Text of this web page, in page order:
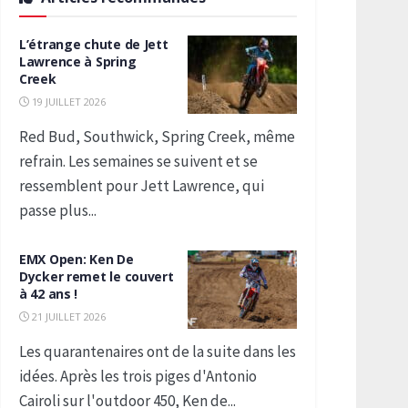
L’étrange chute de Jett
Lawrence à Spring
Creek
19 JUILLET 2026
Red Bud, Southwick, Spring Creek, même
refrain. Les semaines se suivent et se
ressemblent pour Jett Lawrence, qui
passe plus...
EMX Open: Ken De
Dycker remet le couvert
à 42 ans !
21 JUILLET 2026
Les quarantenaires ont de la suite dans les
idées. Après les trois piges d'Antonio
Cairoli sur l'outdoor 450, Ken de...